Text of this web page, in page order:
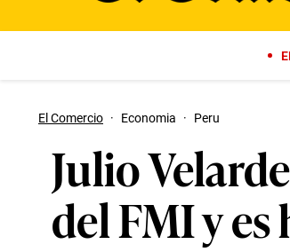
El Comercio · Economia · Peru
Julio
del FMI y